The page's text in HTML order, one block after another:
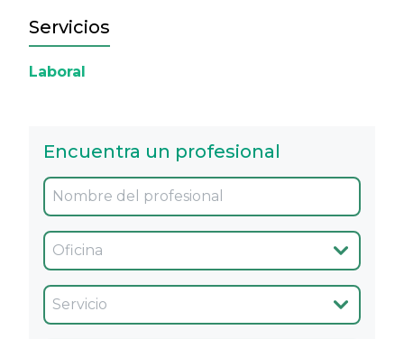
Servicios
Laboral
Encuentra un profesional
Oficina
Servicio